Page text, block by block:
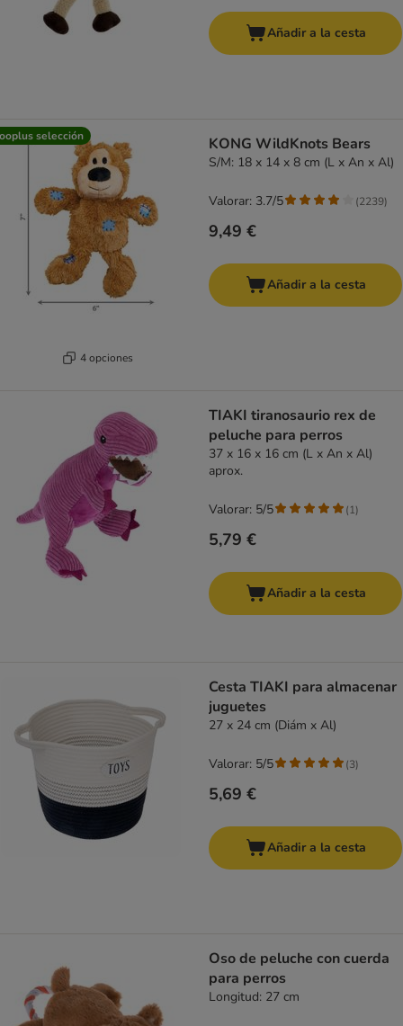
Añadir a la cesta
selección
4 opciones
KONG WildKnots Bears
S/M: 18 x 14 x 8 cm (L x An x Al)
9,49 €
Valorar: 3.7/5 (2239)
Añadir a la cesta
TIAKI tiranosaurio rex de
peluche para perros
37 x 16 x 16 cm (L x An x Al)
aprox.
5,79 €
Valorar: 5/5 (1)
Añadir a la cesta
Cesta TIAKI para almacenar
juguetes
27 x 24 cm (Diám x Al)
5,69 €
Valorar: 5/5 (3)
Añadir a la cesta
Oso de peluche con cuerda
para perros
Longitud: 27 cm